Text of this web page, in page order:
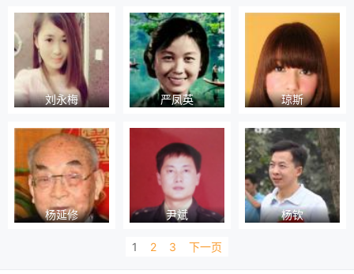
刘永梅 严凤英 琼斯
杨延修 尹斌 杨钦
1 2 3 下一页